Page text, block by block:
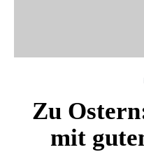
Zu
mit